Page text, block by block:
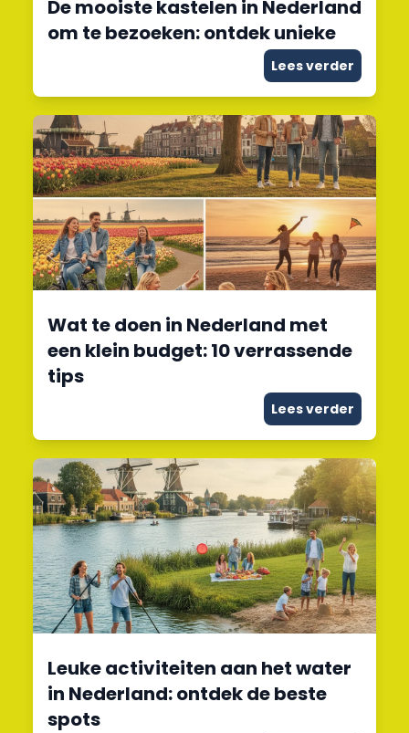
De mooiste kastelen in Nederland
om te bezoeken: ontdek unieke
Lees verder
Wat te doen in Nederland met
een klein budget: 10 verrassende
tips
Lees verder
Leuke activiteiten aan het water
in Nederland: ontdek de beste
spots